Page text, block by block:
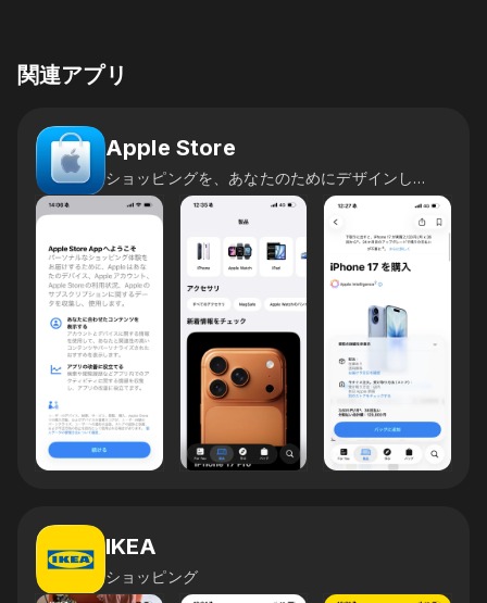
関連アプリ
Apple Store
ショッピングを、あなたのためにデザインしました。
IKEA
ショッピング